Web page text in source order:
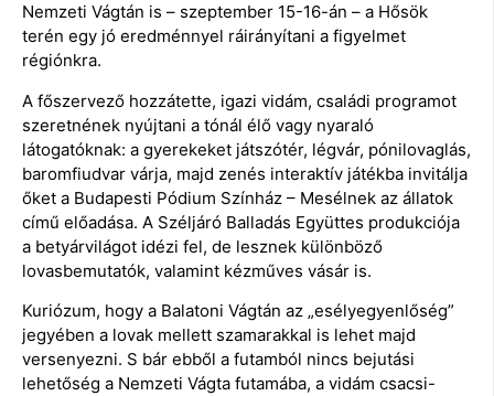
Nemzeti Vágtán is – szeptember 15-16-án – a Hősök
terén egy jó eredménnyel ráirányítani a figyelmet
régiónkra.
A főszervező hozzátette, igazi vidám, családi programot
szeretnének nyújtani a tónál élő vagy nyaraló
látogatóknak: a gyerekeket játszótér, légvár, pónilovaglás,
baromfiudvar várja, majd zenés interaktív játékba invitálja
őket a Budapesti Pódium Színház – Mesélnek az állatok
című előadása. A Széljáró Balladás Együttes produkciója
a betyárvilágot idézi fel, de lesznek különböző
lovasbemutatók, valamint kézműves vásár is.
Kuriózum, hogy a Balatoni Vágtán az „esélyegyenlőség”
jegyében a lovak mellett szamarakkal is lehet majd
versenyezni. S bár ebből a futamból nincs bejutási
lehetőség a Nemzeti Vágta futamába, a vidám csacsi-